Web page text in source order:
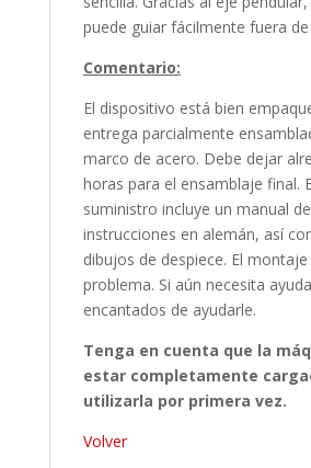
puede guiar fácilmente fuera
Comentario:
El dispositivo está bien
entrega parcialmente
marco de acero. Debe dejar
horas para el ensamblaje final.
suministro incluye un manual de
instrucciones en alemán, así
dibujos de despiece. El
problema. Si aún necesita
encantados de ayudarle.
Tenga en cuenta que la
estar completamente
utilizarla por primera vez.
Volver